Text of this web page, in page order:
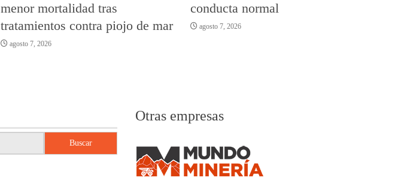
menor mortalidad tras
tratamientos contra piojo de mar
agosto 7, 2026
conducta normal
agosto 7, 2026
Buscar
Otras empresas